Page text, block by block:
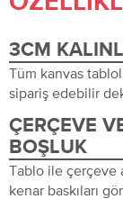
3CM
Tüm kanvas
sipariş edebilir
ÇERÇEVE
BOŞLUK
Tablo ile çerçeve
kenar baskıları